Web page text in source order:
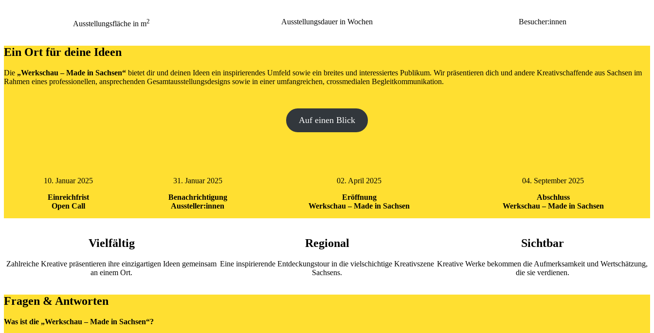
Ausstellungsfläche in m2 Ausstellungsdauer in Wochen Besucher:innen
Ein Ort für deine Ideen
Die „Werkschau – Made in Sachsen“ bietet dir und deinen Ideen ein inspirierendes Umfeld sowie ein breites und interessiertes Publikum. Wir präsentieren dich und andere Kreativschaffende aus Sachsen im
Rahmen eines professionellen, ansprechenden Gesamtausstellungsdesigns sowie in einer umfangreichen, crossmedialen Begleitkommunikation.
Auf einen Blick
10. Januar 2025
Einreichfrist
Open Call
31. Januar 2025
Benachrichtigung
Aussteller:innen
02. April 2025
Eröffnung
Werkschau – Made in Sachsen
04. September 2025
Abschluss
Werkschau – Made in Sachsen
Vielfältig
Zahlreiche Kreative präsentieren ihre einzigartigen Ideen gemeinsam
an einem Ort.
Regional
Eine inspirierende Entdeckungstour in die vielschichtige Kreativszene
Sachsens.
Sichtbar
Kreative Werke bekommen die Aufmerksamkeit und Wertschätzung,
die sie verdienen.
Fragen & Antworten
Was ist die „Werkschau – Made in Sachsen“?